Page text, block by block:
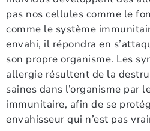
pas nos cellules comme le
comme le système
envahi, il répondra en
son propre organisme. Les
allergie résultent de la
saines dans l’organisme par
immunitaire, afin de se
envahisseur qui n’est pas